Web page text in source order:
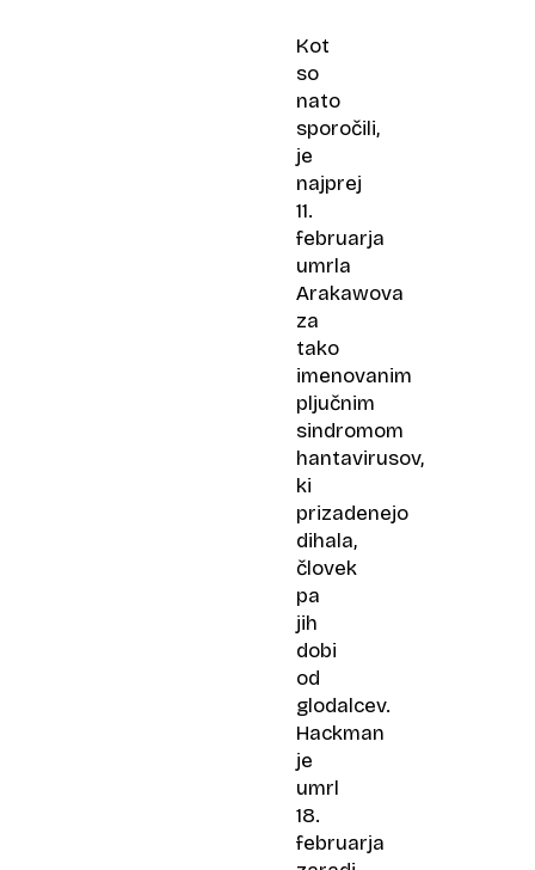
Kot
so
nato
sporočili,
je
najprej
11.
februarja
umrla
Arakawova
za
tako
imenovanim
pljučnim
sindromom
hantavirusov,
ki
prizadenejo
dihala,
človek
pa
jih
dobi
od
glodalcev.
Hackman
je
umrl
18.
februarja